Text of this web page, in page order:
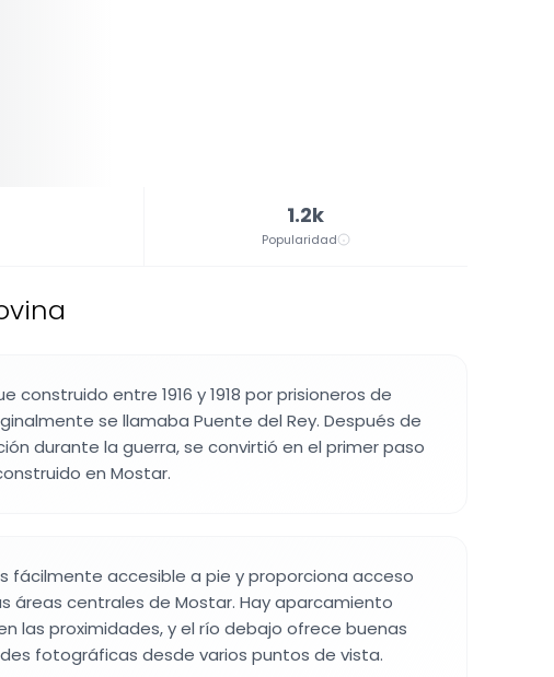
1.2k
Popularidad
construido entre 1916 y 1918 por prisioneros de
se llamaba Puente del Rey. Después de
durante la guerra, se convirtió en el primer paso
en Mostar.
fácilmente accesible a pie y proporciona acceso
áreas centrales de Mostar. Hay aparcamiento
las proximidades, y el río debajo ofrece buenas
fotográficas desde varios puntos de vista.